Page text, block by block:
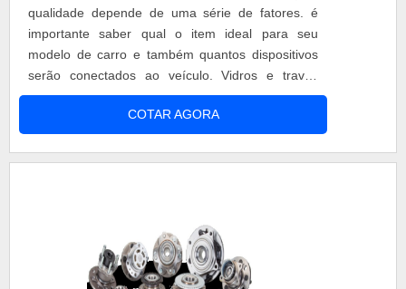
qualidade depende de uma série de fatores. é
importante saber qual o item ideal para seu
modelo de carro e também quantos dispositivos
serão conectados ao veículo. Vidros e travas
elétricas são parte do consumo do bateria, assim
como aparelho de som, carregadores e aparelhos
de DVD. Existem até geladeiras pequenas para
COTAR AGORA